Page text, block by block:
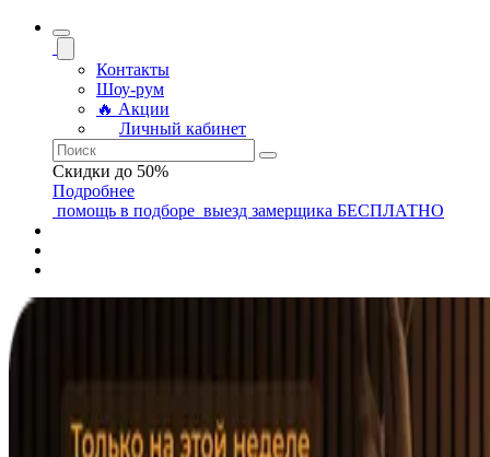
Контакты
Шоу-рум
🔥 Акции
Личный кабинет
Скидки до 50%
Подробнее
помощь в подборе выезд замерщика БЕСПЛАТНО